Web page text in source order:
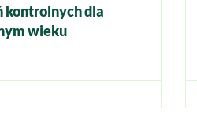
kontrolnych dla
wieku